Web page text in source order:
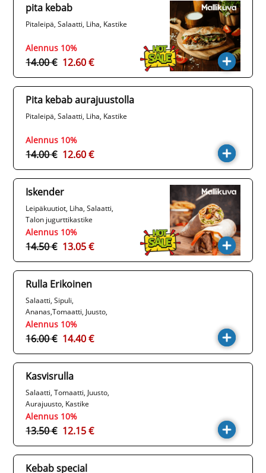
pita kebab
Pitaleipä, Salaatti, Liha, Kastike
Alennus 10%
14.00 € 12.60 €
Pita kebab aurajuustolla
Pitaleipä, Salaatti, Liha, Kastike
Alennus 10%
14.00 € 12.60 €
Iskender
Leipäkuutiot, Liha, Salaatti,
Talon jugurttikastike
Alennus 10%
14.50 € 13.05 €
Rulla Erikoinen
Salaatti, Sipuli,
Ananas,Tomaatti, Juusto,
Turkinpippurit, Kastike paprika
majoneesi
Alennus 10%
16.00 € 14.40 €
Kasvisrulla
Salaatti, Tomaatti, Juusto,
Aurajuusto, Kastike
Alennus 10%
13.50 € 12.15 €
Kebab special